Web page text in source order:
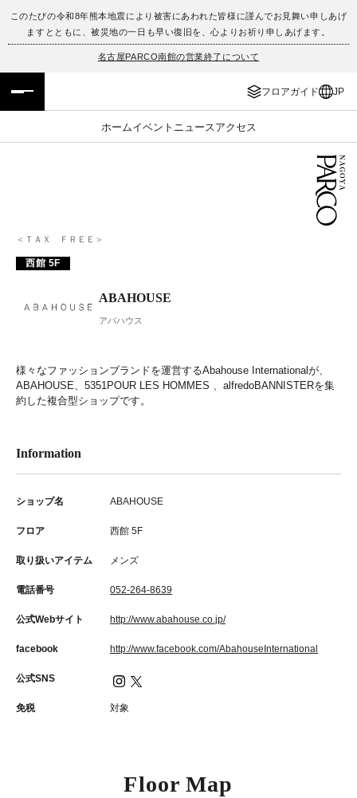
このたびの令和8年熊本地震により被害にあわれた皆様に謹んでお見舞い申しあげ
ますとともに、被災地の一日も早い復旧を、心よりお祈り申しあげます。
名古屋PARCO南館の営業終了について
フロアガイド JP
ホームイベント ニュース アクセス
フロアガイド
イベント・ポップアップ
TAX FREE
PARCOメンバーズ
ENGLISH
日本語
＜ＴＡＸ ＦＲＥＥ＞
西館 5F
ABAHOUSE
アバハウス
様々なファッションブランドを運営するAbahouse Internationalが、
ABAHOUSE、5351POUR LES HOMMES 、alfredoBANNISTERを集
約した複合型ショップです。
Information
ショップ名 ABAHOUSE
フロア 西館 5F
取り扱いアイテム メンズ
電話番号 052-264-8639
公式Webサイト http://www.abahouse.co.jp/
facebook http://www.facebook.com/AbahouseInternational
公式SNS
免税 対象
Floor Map